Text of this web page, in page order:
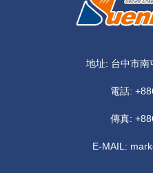
地址: 台中市南
電話:
傳真:
E-MAIL: